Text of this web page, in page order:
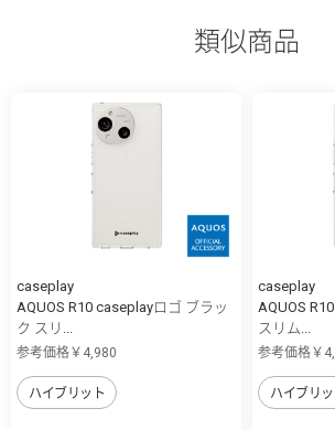
類似商品
caseplay
AQUOS R10 caseplayロゴ ブラッ
ク スリ...
参考価格￥4,980
ハイブリット
caseplay
AQUOS
スリム...
参考価格￥
ハイブリッ